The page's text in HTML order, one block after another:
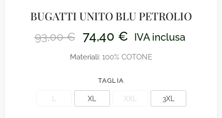
BUGATTI UNITO BLU PETROLIO
93,00€ 74,40 € IVA inclusa
Materiali: 100% COTONE
TAGLIA
XL XXL 3XL